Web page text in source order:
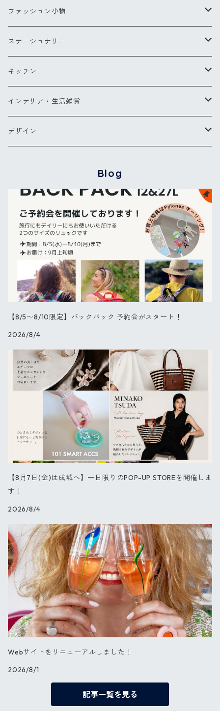
Sサイズ
Lサイズ
コンパクトブラシ
チークブラシ
ミラー
ヘアアクセサリー
リングXS(ナノ)
リングS
リングM
ペンダント
ピアス
ファッション小物
スカーフ
バッグ・ポーチ
バッグ
ポーチ
お財布・コインケース
メガネケース他
バッグ＆ウォレット
ステーショナリー
ペン
ポストカード
カードケース
キッチン
キッチンツール
エプロン
インテリア・生活雑貨
ブランケット
その他
キーリング
デザイン
コクリコ
ブーケ
パレット
【NEW】チューリップ
ダリア
バード
スプリング
オーキッド
ブルーパレット
PARIS
セレブレーション
Blog
【8/5〜8/10限定】バックパック 予約会がスタート！
2026/8/4
【8月7日(金)は成城へ】一日限りのPOP-UP STOREを開催しま
す！
2026/8/4
Webサイトをリニューアルしました！
2026/8/1
記事一覧を見る